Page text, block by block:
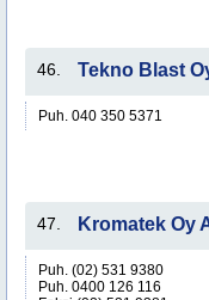
46. Tekno Blast
Puh. 040 350 5371
47. Kromatek Oy
Puh. (02) 531 9380
Puh. 0400 126 116